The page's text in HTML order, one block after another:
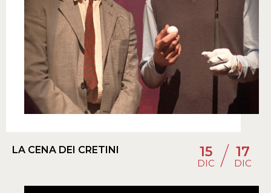
LA CENA DEI CRETINI 15
DIC / 17
DIC